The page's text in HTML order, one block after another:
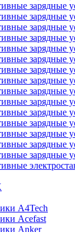
зарядные
зарядные
зарядные
зарядные
зарядные
зарядные
зарядные
зарядные
зарядные
зарядные
зарядные
зарядные
зарядные
зарядные
зарядные
A4Tech
Acefast
Anker